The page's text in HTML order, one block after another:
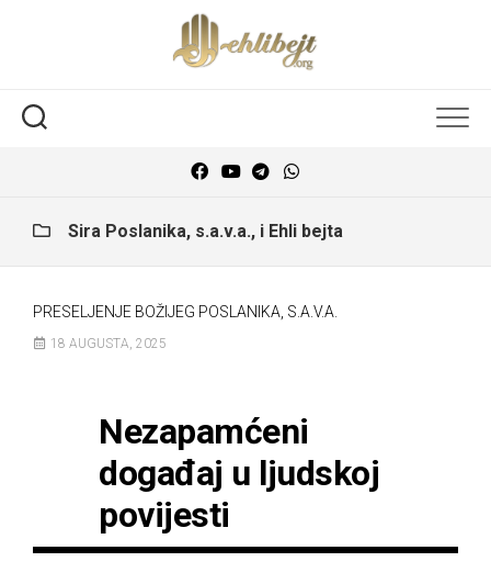
Sira Poslanika, s.a.v.a., i Ehli bejta
PRESELJENJE BOŽIJEG POSLANIKA, S.A.V.A.
18 AUGUSTA, 2025
Nezapamćeni
događaj u ljudskoj
povijesti